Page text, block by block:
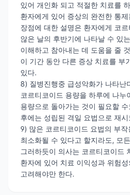
있어 개인화 되고 적절한 치료를
환자에게 있어 증상의 완전한 통
장점에 대한 설명은 환자에게 코
않은 날의 후반기에 나타날 수 있
이해하고 참아내는 데 도움을 줄
이 기간 동안 다른 증상 치료를 부
있다.
8) 질병진행중 급성악화가 나타난
코르티코이드 용량을 하루에 나누
용량으로 돌아가는 것이 필요할
후에는 성립된 격일 요법으로 재
9) 많은 코르티코이드 요법의 부작
최소화될 수 있다고 할지라도, 모
그러하듯이 의사는 코르티코이드
환자에 있어 치료 이익성과 위험
고려해야만 한다.